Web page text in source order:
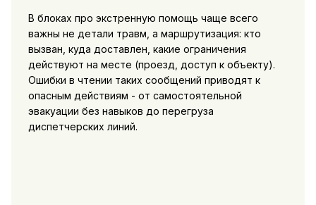
В блоках про экстренную помощь чаще всего
важны не детали травм, а маршрутизация: кто
вызван, куда доставлен, какие ограничения
действуют на месте (проезд, доступ к объекту).
Ошибки в чтении таких сообщений приводят к
опасным действиям - от самостоятельной
эвакуации без навыков до перегруза
диспетчерских линий.